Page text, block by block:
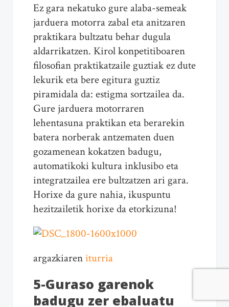
Ez gara nekatuko gure alaba-semeak
jarduera motorra zabal eta anitzaren
praktikara bultzatu behar dugula
aldarrikatzen. Kirol konpetitiboaren
filosofian praktikatzaile guztiak ez dute
lekurik eta bere egitura guztiz
piramidala da: estigma sortzailea da.
Gure jarduera motorraren
lehentasuna praktikan eta berarekin
batera norberak antzematen duen
gozamenean kokatzen badugu,
automatikoki kultura inklusibo eta
integratzailea ere bultzatzen ari gara.
Horixe da gure nahia, ikuspuntu
hezitzailetik horixe da etorkizuna!
argazkiareniturria
5-Guraso garenok
badugu zer ebaluatu